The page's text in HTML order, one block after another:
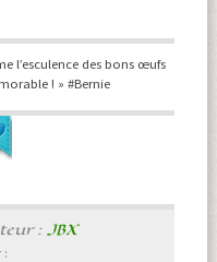
l’esculence des bons œufs
! » #Bernie
:JBX
: